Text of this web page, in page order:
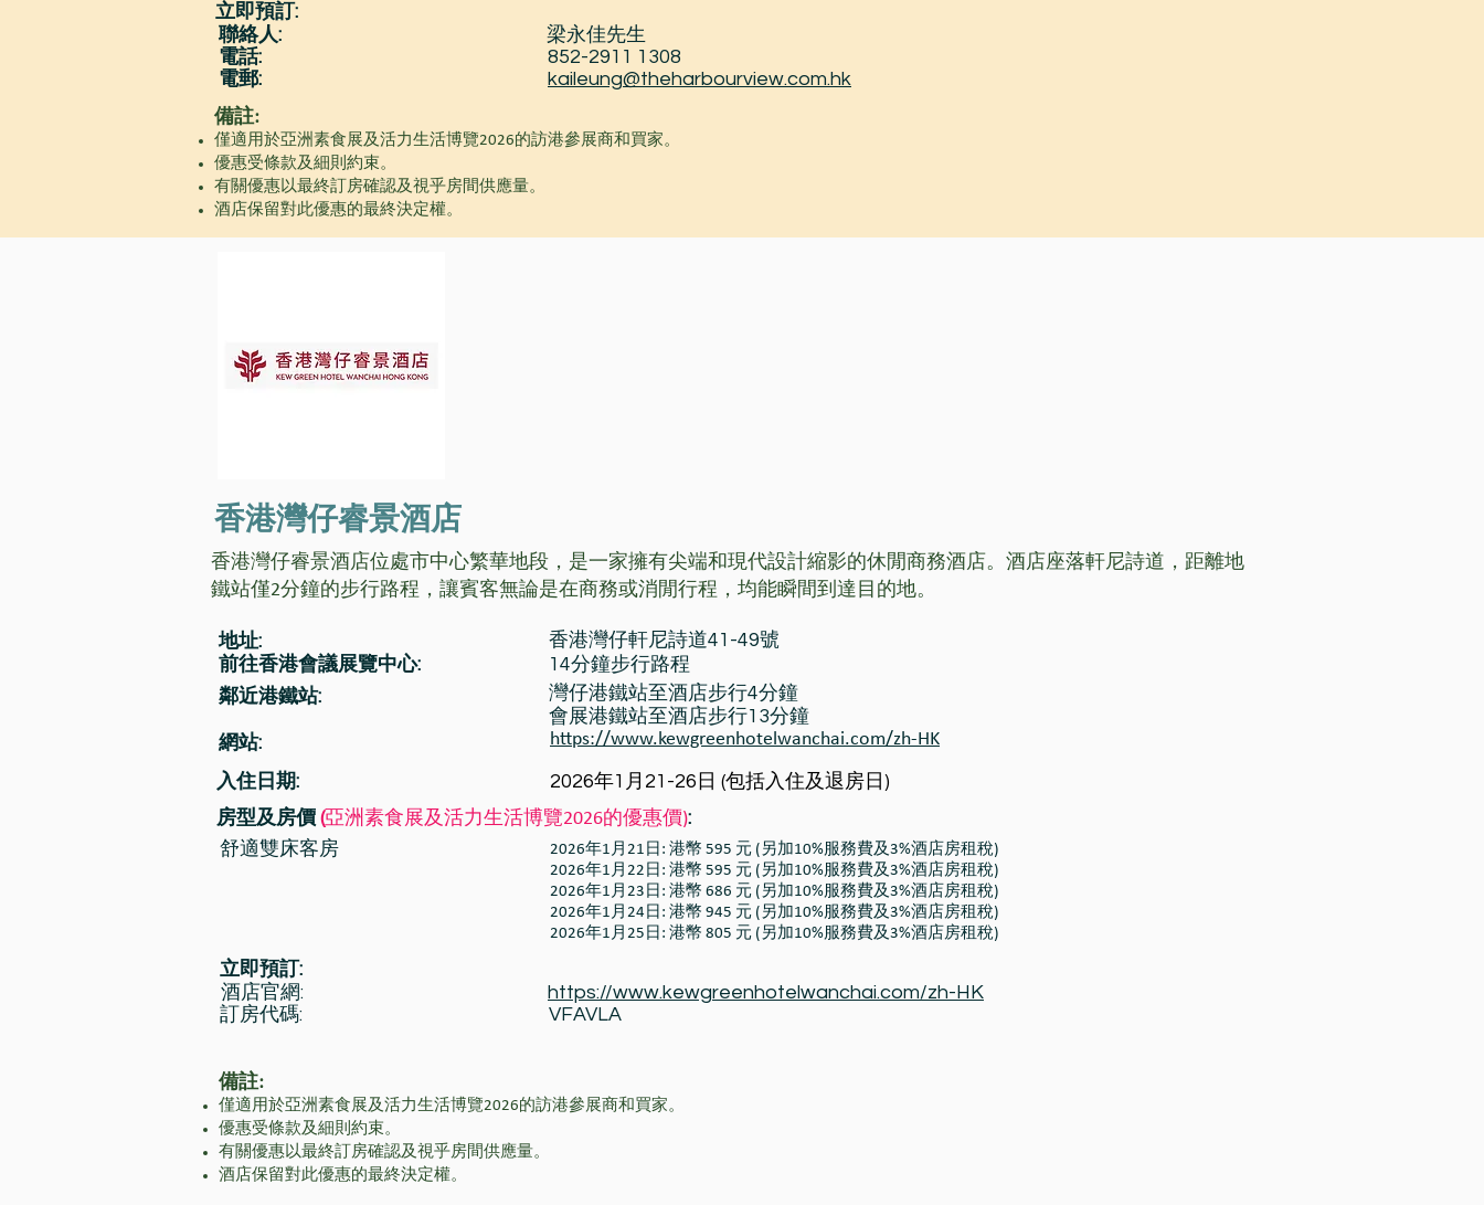
立即預訂:
聯絡人:
梁永佳先生
電話:
852-2911 1308
電郵:
kaileung@theharbourview.com.hk
備註:
僅適用於亞洲素食展及活力生活博覽2026的訪港參展商和買家。
優惠受條款及細則約束。
有關優惠以最終訂房確認及視乎房間供應量。
​酒店保留對此優惠的最終決定權。
香港灣仔睿景酒店
香港灣仔睿景酒店位處市中心繁華地段，是一家擁有尖端和現代設計縮影的休閒商務酒店。酒店座落軒尼詩道，距離地
鐵站僅2分鐘的步行路程，讓賓客無論是在商務或消閒行程，均能瞬間到達目的地。
地址:
前往香港會議展覽中心:
鄰近港鐵站:
網站:
入住日期:
香港灣仔軒尼詩道41-49號
14分鐘步行路程
灣仔港鐵站至酒店步行4分鐘
會展港鐵站至酒店步行13分鐘
https://www.kewgreenhotelwanchai.com/zh-HK
2026年1月21-26日 (包括入住及退房日)
房型及房價 (亞洲素食展及活力生活博覽2026的優惠價):
舒適雙床客房
2026年1月21日: 港幣 595 元 (另加10%服務費及3%酒店房租稅)
2026年1月22日: 港幣 595 元 (另加10%服務費及3%酒店房租稅)
2026年1月23日: 港幣 686 元 (另加10%服務費及3%酒店房租稅)
2026年1月24日: 港幣 945 元 (另加10%服務費及3%酒店房租稅)
2026年1月25日: 港幣 805 元 (另加10%服務費及3%酒店房租稅)
立即預訂:
酒店官網:
https://www.kewgreenhotelwanchai.com/zh-HK
訂房代碼:
VFAVLA
備註:
僅適用於亞洲素食展及活力生活博覽2026的訪港參展商和買家。
優惠受條款及細則約束。
有關優惠以最終訂房確認及視乎房間供應量。
​酒店保留對此優惠的最終決定權。